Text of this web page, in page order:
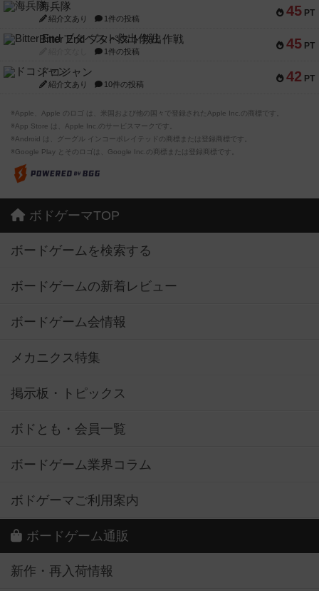
45 PT
海兵隊
紹介文あり 1件の投稿
45 PT
Bitter End ブタペスト救出作戦
1件の投稿
42 PT
ドコジャン
紹介文あり 10件の投稿
※Apple、Apple のロゴ は、米国および他の国々で登録されたApple Inc.の商標です。
※App Store は、Apple Inc.のサービスマークです。
※Android は、グーグル インコーポレイテッドの商標または登録商標です。
※Google Play とそのロゴは、Google Inc.の商標または登録商標です。
ボドゲーマTOP
ボードゲームを検索する
ボードゲームの新着レビュー
ボードゲーム会情報
メカニクス特集
掲示板・トピックス
ボドとも・会員一覧
ボードゲーム業界コラム
ボドゲーマご利用案内
ボードゲーム通販
新作・再入荷情報